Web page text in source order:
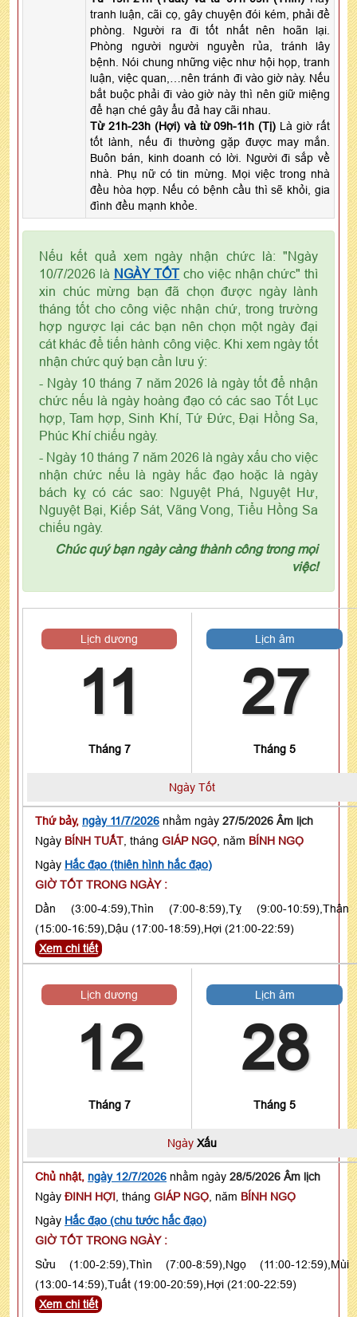
tranh luận, cãi cọ, gây chuyện đói kém, phải đề
phòng. Người ra đi tốt nhất nên hoãn lại.
Phòng người người nguyền rủa, tránh lây
bệnh. Nói chung những việc như hội họp, tranh
luận, việc quan,…nên tránh đi vào giờ này. Nếu
bắt buộc phải đi vào giờ này thì nên giữ miệng
để hạn ché gây ẩu đả hay cãi nhau.
Từ 21h-23h (Hợi) và từ 09h-11h (Tị) Là giờ rất
tốt lành, nếu đi thường gặp được may mắn.
Buôn bán, kinh doanh có lời. Người đi sắp về
nhà. Phụ nữ có tin mừng. Mọi việc trong nhà
đều hòa hợp. Nếu có bệnh cầu thì sẽ khỏi, gia
đình đều mạnh khỏe.
Nếu kết quả xem ngày nhận chức là: "Ngày
10/7/2026 là NGÀY TỐTcho việc nhận chức" thì
xin chúc mừng bạn đã chọn được ngày lành
tháng tốt cho công việc nhận chứ, trong trường
hợp ngược lại các bạn nên chọn một ngày đại
cát khác để tiến hành công việc. Khi xem ngày tốt
nhận chức quý bạn cần lưu ý:
- Ngày 10 tháng 7 năm 2026 là ngày tốt để nhận
chức nếu là ngày hoàng đạo có các sao Tốt Lục
hợp, Tam hợp, Sinh Khí, Tứ Đức, Đại Hồng Sa,
Phúc Khí chiếu ngày.
- Ngày 10 tháng 7 năm 2026 là ngày xấu cho việc
nhận chức nếu là ngày hắc đạo hoặc là ngày
bách kỵ có các sao: Nguyệt Phá, Nguyệt Hư,
Nguyệt Bại, Kiếp Sát, Vãng Vong, Tiểu Hồng Sa
chiếu ngày.
Chúc quý bạn ngày càng thành công trong mọi
việc!
Lịch dương
11
Tháng 7
Lịch âm
27
Tháng 5
Ngày Tốt
Thứ bảy, ngày 11/7/2026 nhằm ngày 27/5/2026 Âm lịch
Ngày BÍNH TUẤT , tháng GIÁP NGỌ , năm BÍNH NGỌ
Ngày Hắc đạo (thiên hình hắc đạo)
GIỜ TỐT TRONG NGÀY :
Dần (3:00-4:59),Thìn (7:00-8:59),Tỵ (9:00-10:59),Thân
(15:00-16:59),Dậu (17:00-18:59),Hợi (21:00-22:59)
Xem chi tiết
Lịch dương
12
Tháng 7
Lịch âm
28
Tháng 5
Ngày Xấu
Chủ nhật, ngày 12/7/2026 nhằm ngày 28/5/2026 Âm lịch
Ngày ĐINH HỢI , tháng GIÁP NGỌ , năm BÍNH NGỌ
Ngày Hắc đạo (chu tước hắc đạo)
GIỜ TỐT TRONG NGÀY :
Sửu (1:00-2:59),Thìn (7:00-8:59),Ngọ (11:00-12:59),Mùi
(13:00-14:59),Tuất (19:00-20:59),Hợi (21:00-22:59)
Xem chi tiết